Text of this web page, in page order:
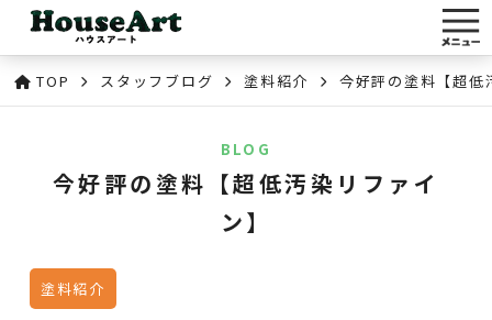
TOP スタッフブログ 塗料紹介 今好評の塗料【超低
BLOG
今好評の塗料【超低汚染リファイ
ン】
塗料紹介